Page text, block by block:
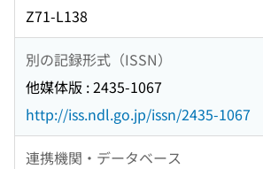
Z71-L138
別の記録形式（ISSN）
他媒体版 : 2435-1067
http://iss.ndl.go.jp/issn/2435-1067
連携機関・データベース